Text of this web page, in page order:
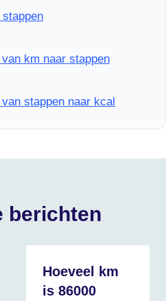
km naar stappen
stappen naar kcal
berichten
Hoeveel km
is 86000